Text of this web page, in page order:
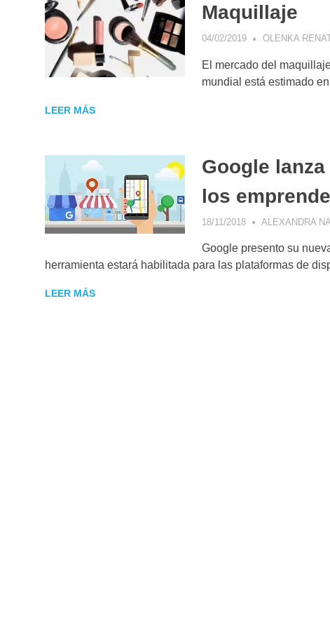
Maquillaje
04/02/2019 OLENKA
El mercado del
mundial está estimado
LEER MÁS
Google
los
18/11/2018 ALEXANDRA
Google presento su
herramienta estará habilitada para las plataformas de
LEER MÁS